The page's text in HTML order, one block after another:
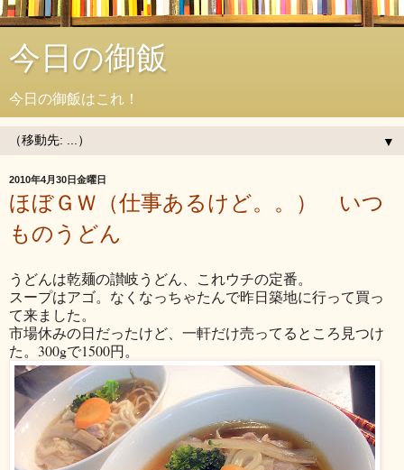
今日の御飯
今日の御飯はこれ！
▼
2010年4月30日金曜日
ほぼＧＷ（仕事あるけど。。） いつ
ものうどん
うどんは乾麺の讃岐うどん、これウチの定番。
スープはアゴ。なくなっちゃたんで昨日築地に行って買っ
て来ました。
市場休みの日だったけど、一軒だけ売ってるところ見つけ
た。300gで1500円。